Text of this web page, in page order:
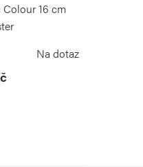
16 cm
Na dotaz